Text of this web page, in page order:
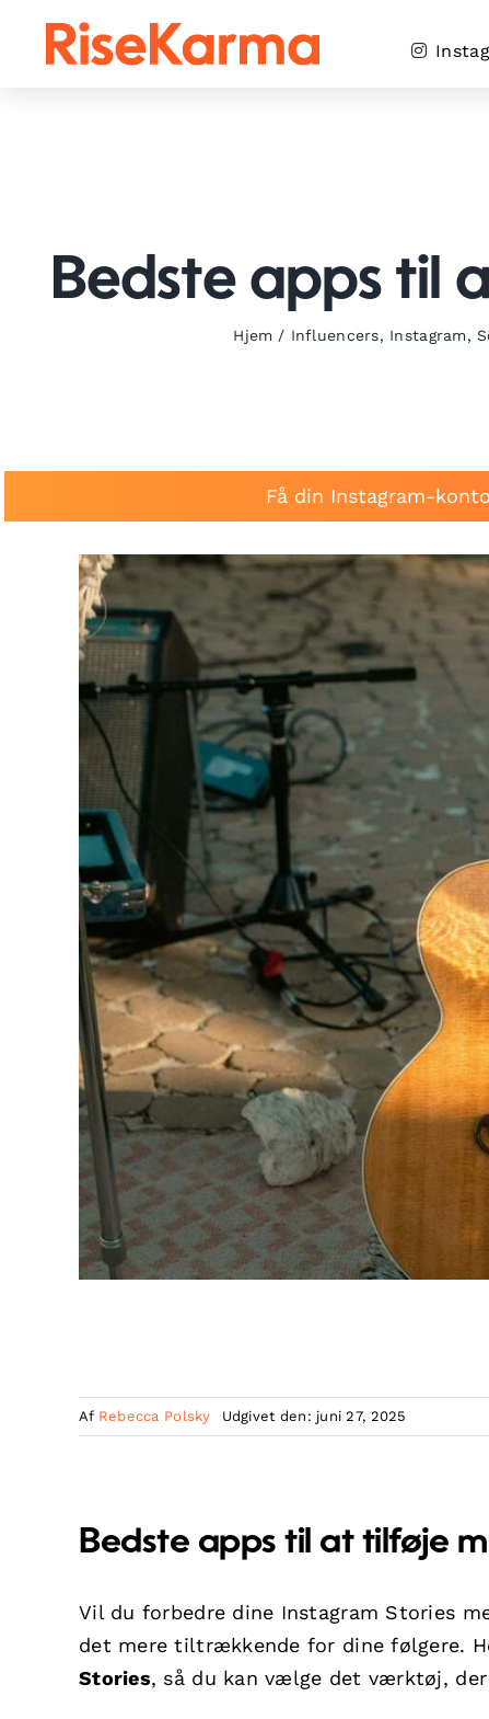
Bedste apps til
Hjem / Influencers, Instagram,
Få din Instagram-
Af Rebecca Polsky Udgivet den: juni 27, 2025
Bedste apps til at tilføje
Vil du forbedre dine Instagram Stories
det mere tiltrækkende for dine følgere.
Stories, så du kan vælge det værktøj,